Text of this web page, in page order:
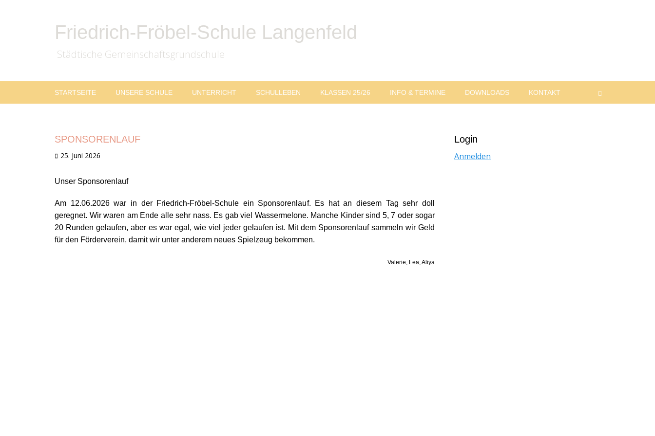
Friedrich-Fröbel-Schule Langenfeld
Städtische Gemeinschaftsgrundschule
Primäres
Menü
Inhalt
STARTSEITE UNSERE SCHULE UNTERRICHT SCHULLEBEN KLASSEN 25/26 INFO & TERMINE DOWNLOADS KONTAKT
SPONSORENLAUF
Veröffentlicht
25. Juni 2026
Unser Sponsorenlauf
Am 12.06.2026 war in der Friedrich-Fröbel-Schule ein Sponsorenlauf. Es hat an diesem Tag sehr doll
geregnet. Wir waren am Ende alle sehr nass. Es gab viel Wassermelone. Manche Kinder sind 5, 7 oder sogar
20 Runden gelaufen, aber es war egal, wie viel jeder gelaufen ist. Mit dem Sponsorenlauf sammeln wir Geld
für den Förderverein, damit wir unter anderem neues Spielzeug bekommen.
Valerie, Lea, Aliya
Login
Anmelden